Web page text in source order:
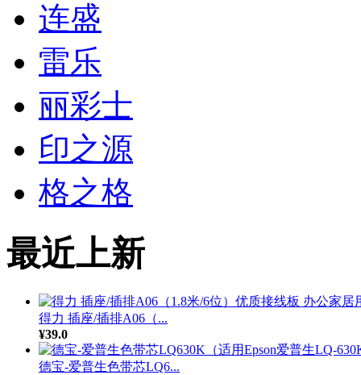
连盛
雷乐
丽彩士
印之源
格之格
最近上新
得力 插座/插排A06（...
¥39.0
德宝-爱普生色带芯LQ6...